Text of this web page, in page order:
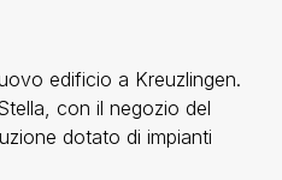
edificio a Kreuzlingen.
con il negozio del
dotato di impianti